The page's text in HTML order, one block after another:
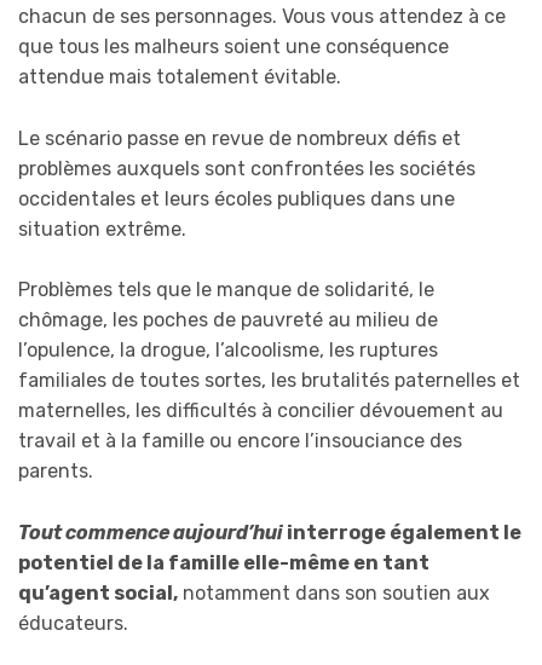
chacun de ses personnages. Vous vous attendez à ce
que tous les malheurs soient une conséquence
attendue mais totalement évitable.
Le scénario passe en revue de nombreux défis et
problèmes auxquels sont confrontées les sociétés
occidentales et leurs écoles publiques dans une
situation extrême.
Problèmes tels que le manque de solidarité, le
chômage, les poches de pauvreté au milieu de
l’opulence, la drogue, l’alcoolisme, les ruptures
familiales de toutes sortes, les brutalités paternelles et
maternelles, les difficultés à concilier dévouement au
travail et à la famille ou encore l’insouciance des
parents.
Tout commence aujourd’hui interroge également le
potentiel de la famille elle-même en tant
qu’agent social, notamment dans son soutien aux
éducateurs.